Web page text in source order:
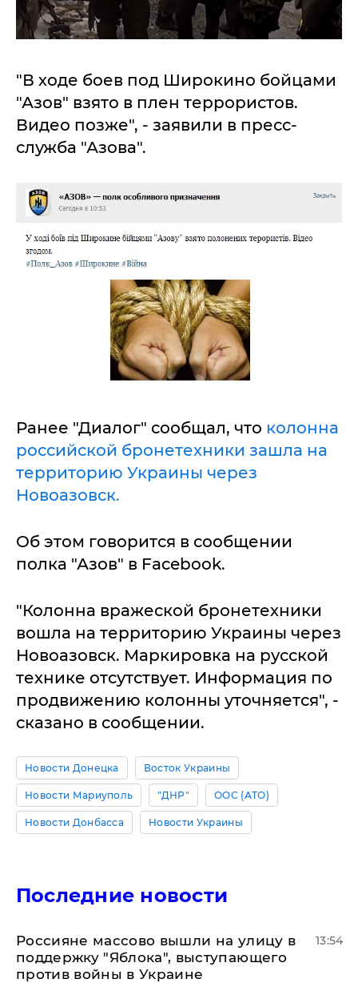
"В ходе боев под Широкино бойцами
"Азов" взято в плен террористов.
Видео позже", - заявили в пресс-
служба "Азова".
Ранее "Диалог" сообщал, что колонна
российской бронетехники зашла на
территорию Украины через
Новоазовск.
Об этом говорится в сообщении
полка "Азов" в Facebook.
"Колонна вражеской бронетехники
вошла на территорию Украины через
Новоазовск. Маркировка на русской
технике отсутствует. Информация по
продвижению колонны уточняется", -
сказано в сообщении.
Новости Донецка Восток Украины
Новости Мариуполь "ДНР" ООС (АТО)
Новости Донбасса Новости Украины
Последние новости
Россияне массово вышли на улицу в
поддержку "Яблока", выступающего
против войны в Украине
13:54